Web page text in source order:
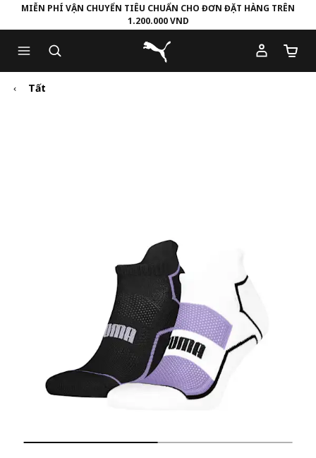
to
Main
content
to
Footer
Content
MIỄN PHÍ VẬN CHUYỂN TIÊU CHUẨN CHO ĐƠN ĐẶT HÀNG TRÊN
1.200.000 VND
Puma Trang chủ
Số
Tất